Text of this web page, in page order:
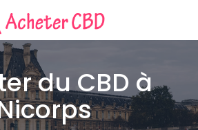
du CBD à